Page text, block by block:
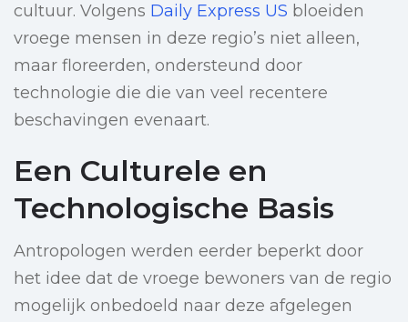
cultuur. Volgens Daily Express US bloeiden
vroege mensen in deze regio’s niet alleen,
maar floreerden, ondersteund door
technologie die die van veel recentere
beschavingen evenaart.
Een Culturele en
Technologische Basis
Antropologen werden eerder beperkt door
het idee dat de vroege bewoners van de regio
mogelijk onbedoeld naar deze afgelegen